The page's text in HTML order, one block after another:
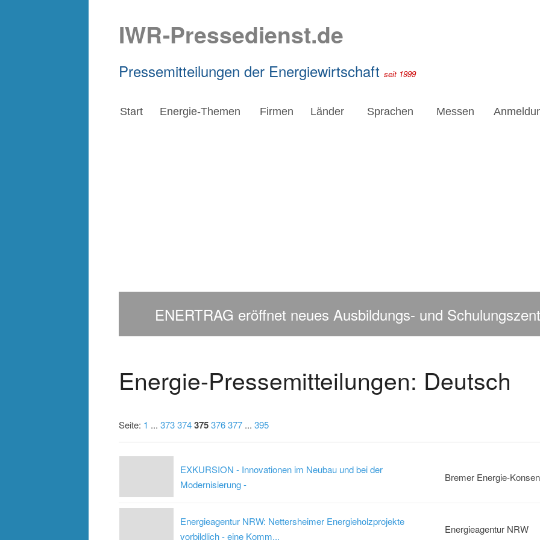
IWR-Pressedienst.de
Pressemitteilungen der Energiewirtschaft seit 1999
Start Energie-Themen Firmen Länder Sprachen Messen
ENERTRAG eröffnet neues Ausbildungs- und
Energie-Pressemitteilungen: Deutsch
Seite: 1 ... 373374375376377 ... 395
EXKURSION - Innovationen im Neubau und bei der
Modernisierung -
Bremer Energie-
Energieagentur NRW: Nettersheimer Energieholzprojekte
vorbildlich - eine Komm...
Energieagentur NRW